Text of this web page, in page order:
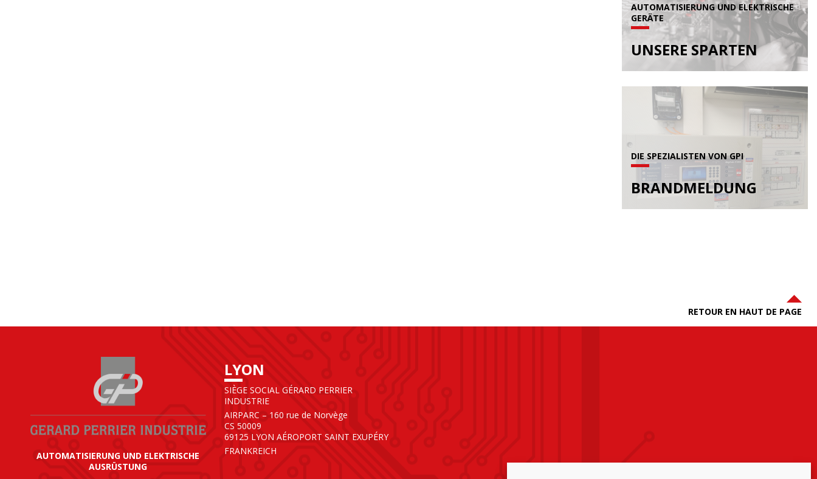
AUTOMATISIERUNG UND ELEKTRISCHE
GERÄTE
UNSERE SPARTEN
DIE SPEZIALISTEN VON GPI
BRANDMELDUNG
RETOUR EN HAUT DE PAGE
AUTOMATISIERUNG UND ELEKTRISCHE
AUSRÜSTUNG
LYON
SIÈGE SOCIAL GÉRARD PERRIER
INDUSTRIE
AIRPARC – 160 rue de Norvège
CS 50009
69125 LYON AÉROPORT SAINT EXUPÉRY
FRANKREICH